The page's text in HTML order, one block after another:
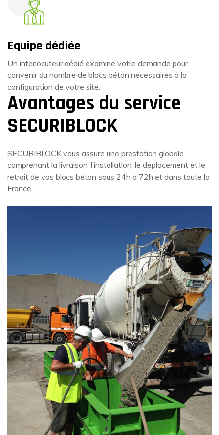
Equipe dédiée
Un interlocuteur dédié examine votre demande pour
convenir du nombre de blocs béton nécessaires à la
configuration de votre site.
Avantages du service
SECURIBLOCK
SECURIBLOCK vous assure une prestation globale
comprenant la livraison, l’installation, le déplacement et le
retrait de vos blocs béton sous 24h à 72h et dans toute la
France.